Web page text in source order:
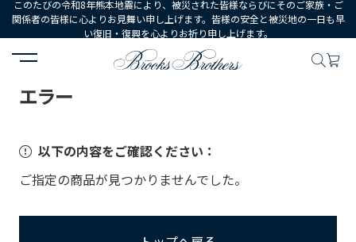
このたびの令和8年熊本地震により、被災された皆様ならびにそのご家族・ご
関係者の皆様に心よりお見舞い申し上げます。皆様の安全と被災地の一日も早
い復旧・復興を心よりお祈り申し上げます。
HOME
エラー
以下の内容をご確認ください：
ご指定の商品が見つかりませんでした。